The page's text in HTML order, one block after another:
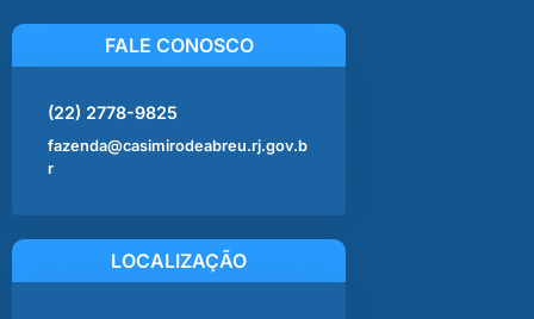
FALE CONOSCO
(22) 2778-9825
fazenda@casimirodeabreu.rj.gov.b
r
LOCALIZAÇÃO